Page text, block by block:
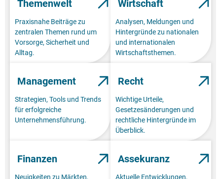
Themenwelt
Praxisnahe Beiträge zu
zentralen Themen rund um
Vorsorge, Sicherheit und
Alltag.
Wirtschaft
Analysen, Meldungen und
Hintergründe zu nationalen
und internationalen
Wirtschaftsthemen.
Management
Strategien, Tools und Trends
für erfolgreiche
Unternehmensführung.
Recht
Wichtige Urteile,
Gesetzesänderungen und
rechtliche Hintergründe im
Überblick.
Finanzen
Neuigkeiten zu Märkten,
Assekuranz
Aktuelle Entwicklungen,